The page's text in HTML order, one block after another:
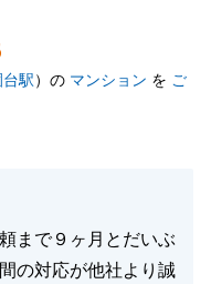
ましたら何なりとお
ました。
駅）の マンション を ご
まで９ヶ月とだいぶ
の対応が他社より誠